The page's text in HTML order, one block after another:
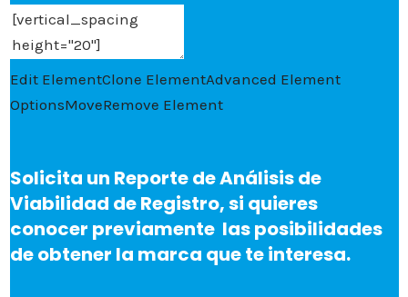
Edit ElementClone ElementAdvanced Element
OptionsMoveRemove Element
Solicita un Reporte de Análisis de
Viabilidad de Registro, si quieres
conocer previamente las posibilidades
de obtener la marca que te interesa.